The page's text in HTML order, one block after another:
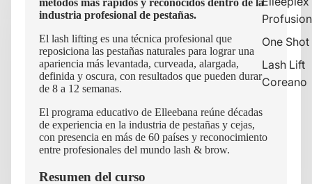
Profusion
One Shot
Lash Lift
Coreano
métodos más rápidos y reconocidos dentro de la
industria profesional de pestañas.
El lash lifting es una técnica profesional que
reposiciona las pestañas naturales para lograr una
apariencia más levantada, curveada, alargada,
definida y oscura, con resultados que pueden durar
de 8 a 12 semanas.
El programa educativo de Elleebana reúne décadas
de experiencia en la industria de pestañas y cejas,
con presencia en más de 60 países y reconocimiento
entre profesionales del mundo lash & brow.
Resumen del curso